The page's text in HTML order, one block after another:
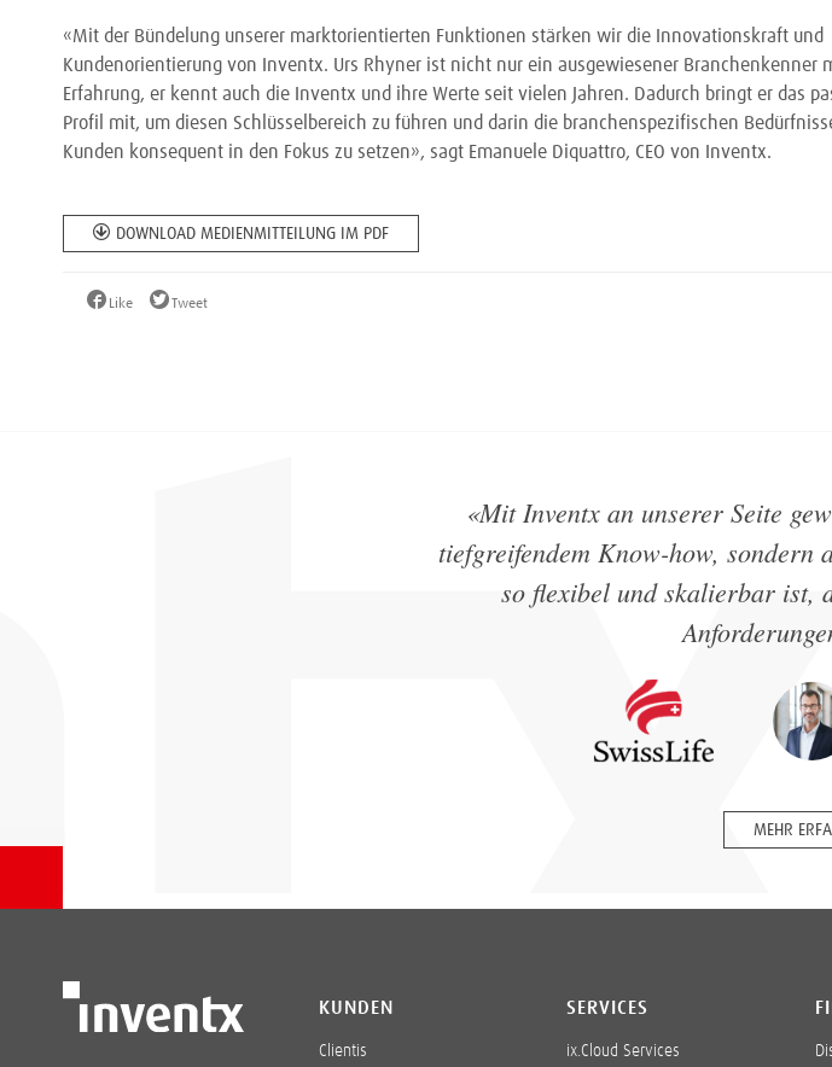
«Mit der Bündelung unserer marktorientierten Funktionen stärken wir die Innovationskraft und
Kundenorientierung von Inventx. Urs Rhyner ist nicht nur ein ausgewiesener Branchenkenner
Erfahrung, er kennt auch die Inventx und ihre Werte seit vielen Jahren. Dadurch bringt er das
Profil mit, um diesen Schlüsselbereich zu führen und darin die branchenspezifischen
Kunden konsequent in den Fokus zu setzen», sagt Emanuele Diquattro, CEO von Inventx.
DOWNLOAD MEDIENMITTEILUNG IM PDF
Like Tweet
«Mit Inventx an unserer Seite
tiefgreifendem Know-how,
so flexibel und skalierbar ist,
MEHR
KUNDEN
Clientis
SERVICES
ix.Cloud Services